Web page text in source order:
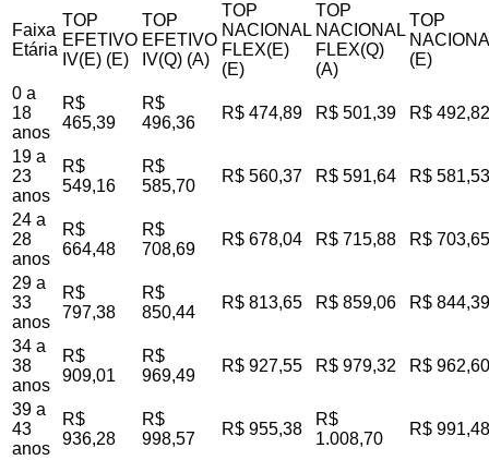
Faixa
Etária
TOP
EFETIVO
IV(E) (E)
TOP
EFETIVO
IV(Q) (A)
TOP
NACIONAL
FLEX(E)
(E)
TOP
NACIONAL
FLEX(Q)
(A)
TOP
(E)
0 a
18
anos
R$
465,39
R$
496,36
R$ 474,89 R$ 501,39 R$ 492,82
19 a
23
anos
R$
549,16
R$
585,70
R$ 560,37 R$ 591,64 R$ 581,53
24 a
28
anos
R$
664,48
R$
708,69
R$ 678,04 R$ 715,88 R$ 703,65
29 a
33
anos
R$
797,38
R$
850,44
R$ 813,65 R$ 859,06 R$ 844,39
34 a
38
anos
R$
909,01
R$
969,49
R$ 927,55 R$ 979,32 R$ 962,60
39 a
43
anos
R$
936,28
R$
998,57
R$ 955,38
R$
1.008,70
R$ 991,48